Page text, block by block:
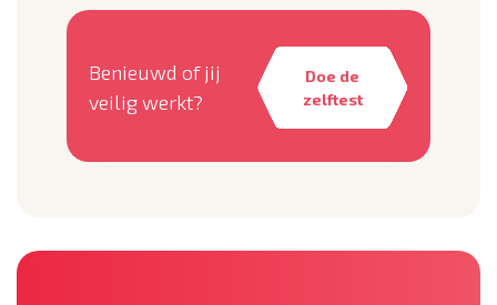
Benieuwd of jij
veilig werkt?
Doe de
zelftest